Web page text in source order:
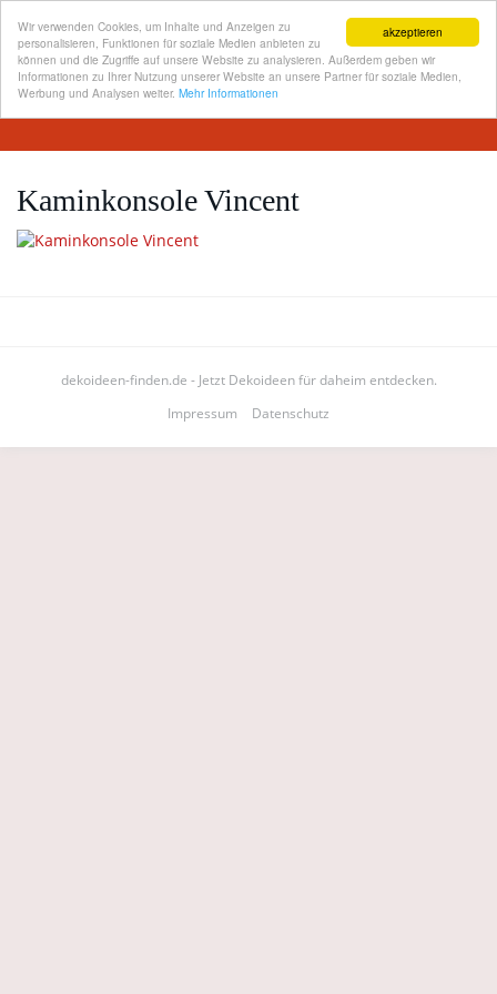
akzeptieren
Wir verwenden Cookies, um Inhalte und Anzeigen zu
personalisieren, Funktionen für soziale Medien anbieten zu
können und die Zugriffe auf unsere Website zu analysieren. Außerdem geben wir
Informationen zu Ihrer Nutzung unserer Website an unsere Partner für soziale Medien,
Werbung und Analysen weiter. Mehr Informationen
Skip
content
Kaminkonsole Vincent
dekoideen-finden.de - Jetzt Dekoideen für daheim entdecken.
Impressum
Datenschutz